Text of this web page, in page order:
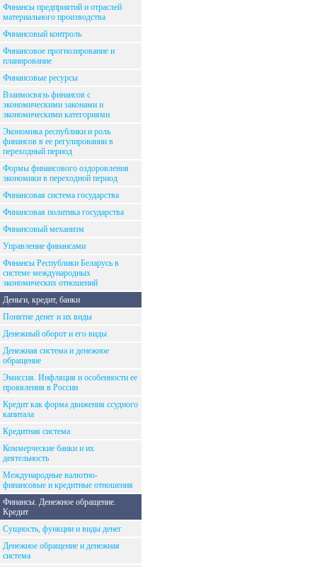
Финансы предприятий и отраслей
материального производства
Финансовый контроль
Финансовое прогнозирование и
планирование
Финансовые ресурсы
Взаимосвязь финансов с
экономическими законами и
экономическими категориями
Экономика республики и роль
финансов в ее регулировании в
переходный период
Формы финансового оздоровления
экономики в переходной период
Финансовая система государства
Финансовая политика государства
Финансовый механизм
Управление финансами
Финансы Республики Беларусь в
системе международных
экономических отношений
Деньги, кредит, банки
Понятие денег и их виды
Денежный оборот и его виды
Денежная система и денежное
обращение
Эмиссия. Инфляция и особенности ее
проявления в России
Кредит как форма движения ссудного
капитала
Кредитная система
Коммерческие банки и их
деятельность
Международные валютно-
финансовые и кредитные отношения
Финансы. Денежное обращение.
Кредит
Сущность, функции и виды денег
Денежное обращение и денежная
система